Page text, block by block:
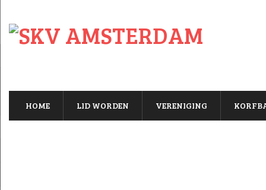
HOME LID WORDEN VERENIGING